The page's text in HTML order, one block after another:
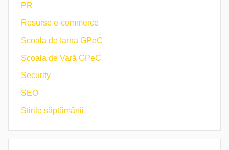
PR
Resurse e-commerce
Scoala de Iarna GPeC
Școala de Vară GPeC
Security
SEO
Știrile săptămânii